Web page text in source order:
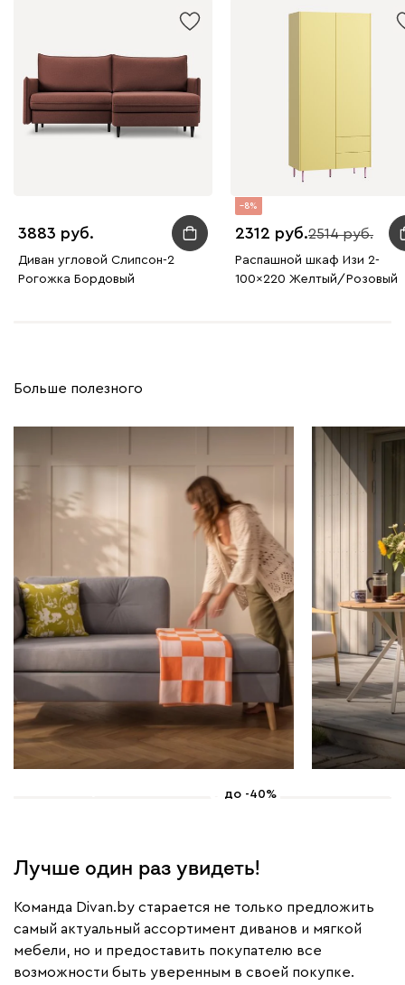
3883
Диван угловой Слипсон-2
Рогожка Бордовый
8
2312 2514
Распашной шкаф Изи 2-
100x220 Желтый/Розовый
Больше полезного
до -40%
Лучше один раз увидеть!
Команда Divan.by старается не только предложить
самый актуальный ассортимент диванов и мягкой
мебели, но и предоставить покупателю все
возможности быть уверенным в своей покупке.